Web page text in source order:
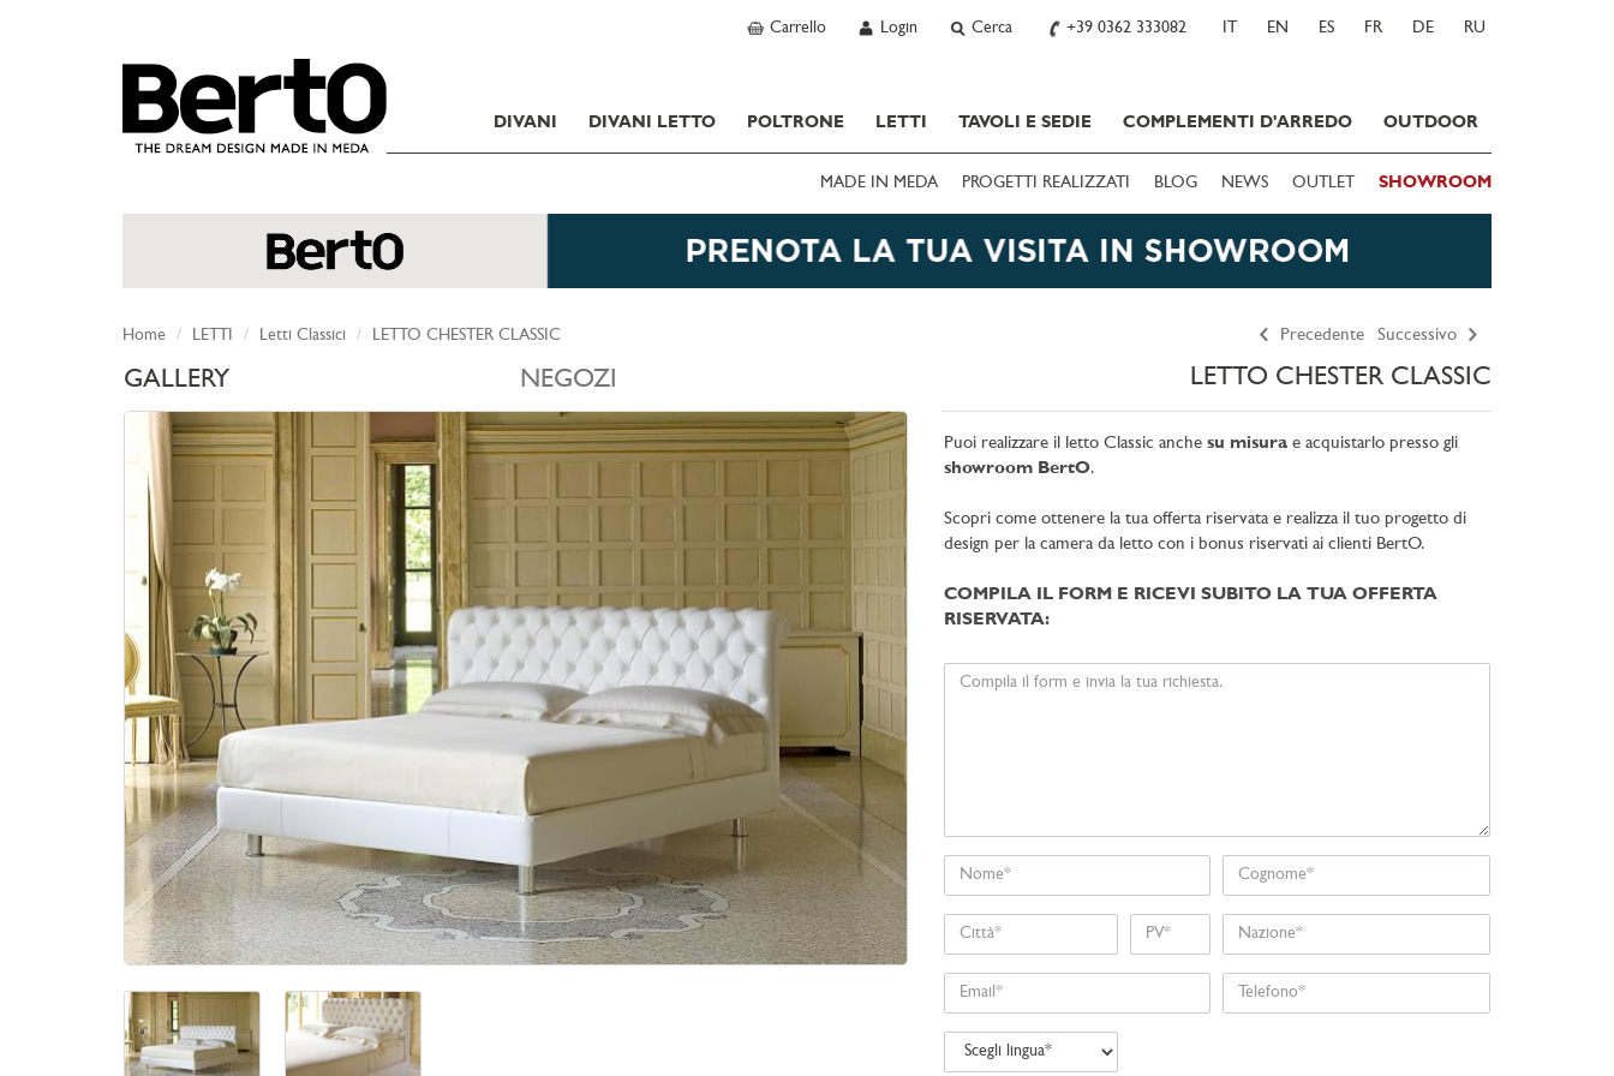
Carrello Login Cerca +39 0362 333082 IT EN ES FR DE RU
DIVANI DIVANI LETTO POLTRONE LETTI TAVOLI E SEDIE COMPLEMENTI D'ARREDO OUTDOOR
MADE IN MEDA PROGETTI REALIZZATI BLOG NEWS OUTLET SHOWROOM
Precedente Successivo
Home LETTI Letti Classici LETTO CHESTER CLASSIC
LETTO CHESTER CLASSIC
GALLERY NEGOZI
Puoi realizzare il letto Classic anche su misurae acquistarlo presso gli
showroom BertO.
Scopri come ottenere la tua offerta riservata e realizza il tuo progetto di
design per la camera da letto con i bonus riservati ai clienti BertO.
COMPILA IL FORM E RICEVI SUBITO LA TUA OFFERTA
RISERVATA:
Nome Cognome
Città Nome Nazione
Email Telefono
Scegli
lingua